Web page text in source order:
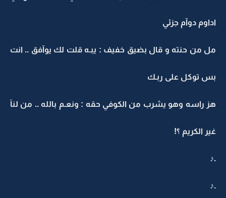
اداوم دوآم جزئي
مل من حنته و قال بضيق خفيف : يبـه قلت لك يوآفق .. انت
بس توكل على ربـك
هز راسه وهو يشرب من الكوفي حقه : ونعـم بالله .. من لنآ
غير الكريم ؟!
.♪
.♪